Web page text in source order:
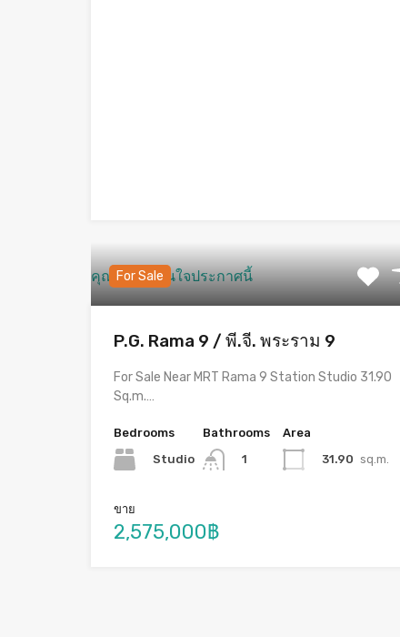
คุณอาจจะสนใจประกาศนี้
For Sale
P.G. Rama 9 / พี.จี. พระราม 9
For Sale Near MRT Rama 9 Station Studio 31.90
Sq.m.…
Bedrooms
Studio
Bathrooms
1
Area
31.90 sq.m.
ขาย
2,575,000฿